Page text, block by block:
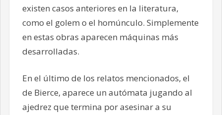
existen casos anteriores en la literatura,
como el golem o el homúnculo. Simplemente
en estas obras aparecen máquinas más
desarrolladas.
En el último de los relatos mencionados, el
de Bierce, aparece un autómata jugando al
ajedrez que termina por asesinar a su